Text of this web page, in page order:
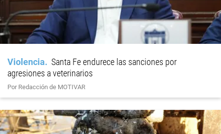
Violencia
Santa Fe endurece las sanciones por
agresiones a veterinarios
Por Redacción de MOTIVAR